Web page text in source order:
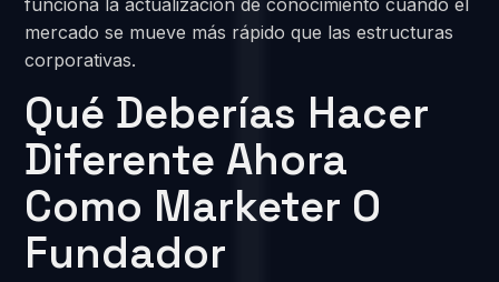
funciona la actualización de conocimiento cuando el
mercado se mueve más rápido que las estructuras
corporativas.
Qué Deberías Hacer
Diferente Ahora
Como Marketer O
Fundador